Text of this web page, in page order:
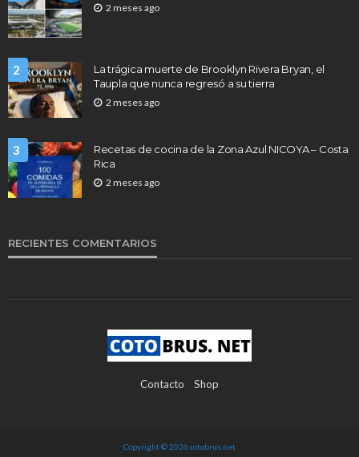
2 meses ago
2
La trágica muerte de Brooklyn Rivera Bryan, el
Taupla que nunca regresó a su tierra
2 meses ago
3
Recetas de cocina de la Zona Azul NICOYA – Costa
Rica
2 meses ago
RECIENTES COMENTARIOS
Contacto Shop
Copyright © 2026 cotobrus.net